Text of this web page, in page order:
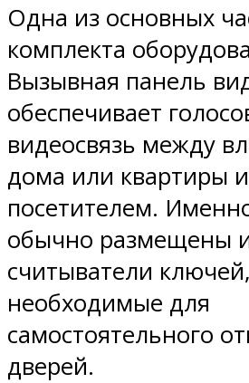
Одна из основных
комплекта
Вызывная панель
обеспечивает
видеосвязь между
дома или квартиры и
посетителем.
обычно размещены
считыватели ключей,
необходимые для
самостоятельного
дверей.